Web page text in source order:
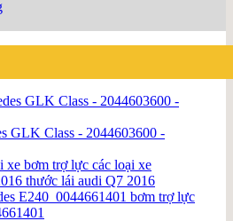
GLK Class - 2044603600 -
bơm trợ lực các loại xe
thước lái audi Q7 2016
bơm trợ lực